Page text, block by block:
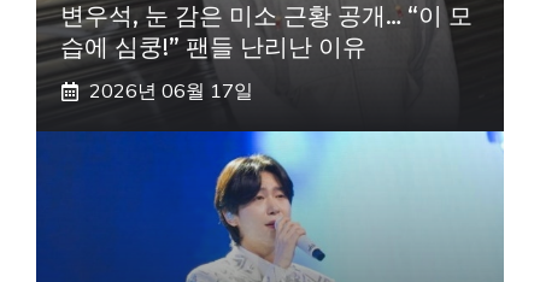
변우석, 눈 감은 미소 근황 공개… “이 모
습에 심쿵!” 팬들 난리난 이유
2026년 06월 17일